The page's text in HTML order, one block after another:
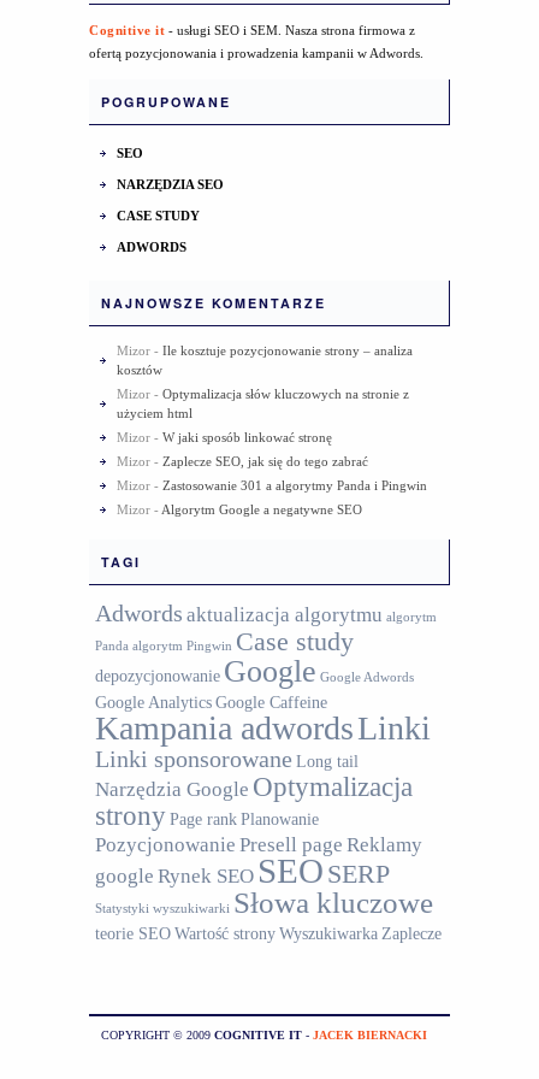
Cognitive it - usługi SEO i SEM. Nasza strona firmowa z
ofertą pozycjonowania i prowadzenia kampanii w Adwords.
POGRUPOWANE
SEO
NARZĘDZIA SEO
CASE STUDY
ADWORDS
NAJNOWSZE KOMENTARZE
Mizor - Ile kosztuje pozycjonowanie strony – analiza
kosztów
Mizor - Optymalizacja słów kluczowych na stronie z
użyciem html
Mizor - W jaki sposób linkować stronę
Mizor - Zaplecze SEO, jak się do tego zabrać
Mizor - Zastosowanie 301 a algorytmy Panda i Pingwin
Mizor - Algorytm Google a negatywne SEO
TAGI
Adwords aktualizacja algorytmu algorytm
Panda algorytm Pingwin Case study
depozycjonowanie Google Google Adwords
Google AnalyticsGoogle Caffeine
Kampania adwordsLinki
Linki sponsorowane Long tail
Narzędzia Google Optymalizacja
stronyPage rankPlanowanie
Pozycjonowanie Presell page Reklamy
google Rynek SEO SEO SERP
Statystyki wyszukiwarki Słowa kluczowe
teorie SEOWartość stronyWyszukiwarka Zaplecze
COPYRIGHT © 2009 COGNITIVE IT - JACEK BIERNACKI